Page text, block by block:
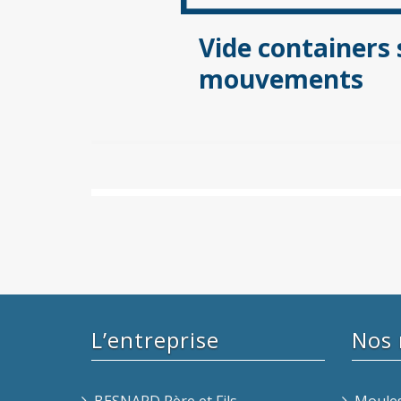
Vide containers
mouvements
L’entreprise Nos